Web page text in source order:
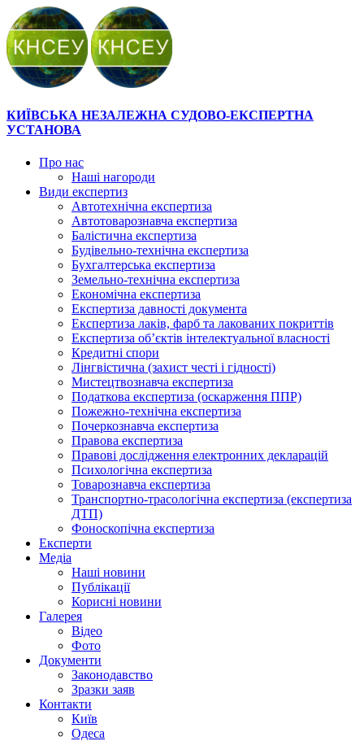
КИЇВСЬКА НЕЗАЛЕЖНА СУДОВО-ЕКСПЕРТНА
УСТАНОВА
Про нас
Наші нагороди
Види експертиз
Автотехнічна експертиза
Автотоварознавча експертиза
Балістична експертиза
Будівельно-технічна експертиза
Бухгалтерська експертиза
Земельно-технічна експертиза
Економічна експертиза
Експертиза давності документа
Експертиза лаків, фарб та лакованих покриттів
Експертиза об’єктів інтелектуальної власності
Кредитні спори
Лінгвістична (захист честі і гідності)
Мистецтвознавча експертиза
Податкова експертиза (оскарження ППР)
Пожежно-технічна експертиза
Почеркознавча експертиза
Правова експертиза
Правові дослідження електронних декларацій
Психологічна експертиза
Товарознавча експертиза
Транспортно-трасологічна експертиза (експертиза
ДТП)
Фоноскопічна експертиза
Експерти
Медіа
Наші новини
Публікації
Корисні новини
Галерея
Відео
Фото
Документи
Законодавство
Зразки заяв
Контакти
Київ
Одеса